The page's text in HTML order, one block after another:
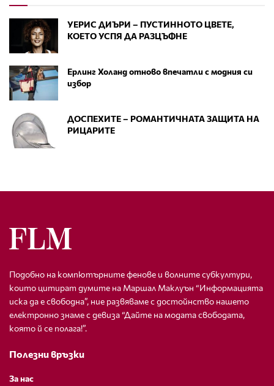
УЕРИС ДИЪРИ – ПУСТИННОТО ЦВЕТЕ,
КОЕТО УСПЯ ДА РАЗЦЪФНЕ
Ерлинг Холанд отново впечатли с модния си
избор
ДОСПЕХИТЕ – РОМАНТИЧНАТА ЗАЩИТА НА
РИЦАРИТЕ
Подобно на компютърните фенове и волните субкултури,
които цитират думите на Маршал Маклуън “Информацията
иска да е свободна”, ние развяваме с достойнство нашето
електронно знаме с девиза “Дайте на модата свободата,
която й се полага!”.
Полезни връзки
За нас